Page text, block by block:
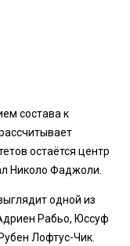
состава к
остаётся центр
Николо Фаджоли.
одной из
Рабьо, Юссуф
Лофтус-Чик.